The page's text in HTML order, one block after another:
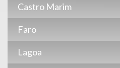
Castro Marim
Faro
Lagoa